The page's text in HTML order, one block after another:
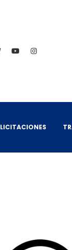
LICITACIONES